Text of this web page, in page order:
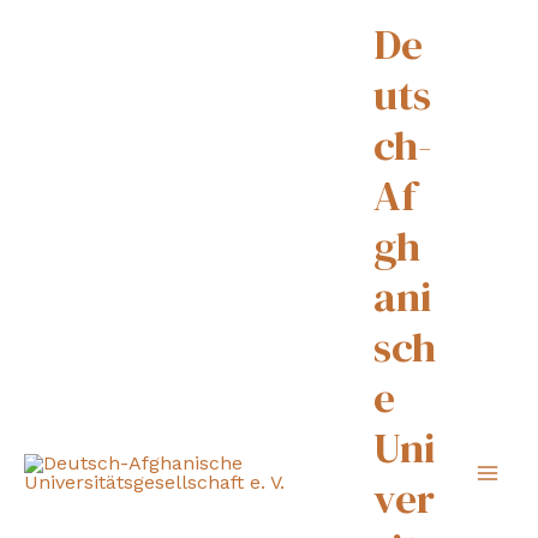
De
uts
ch-
Af
gh
ani
sch
e
Uni
ver